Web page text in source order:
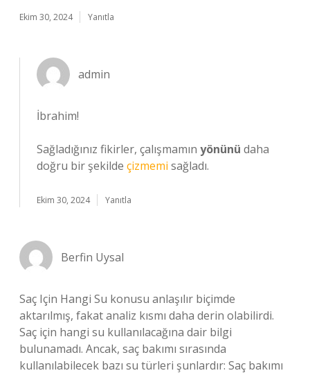
Ekim 30, 2024 Yanıtla
admin
İbrahim!
Sağladığınız fikirler, çalışmamın yönünü daha
doğru bir şekilde çizmemi sağladı.
Ekim 30, 2024 Yanıtla
Berfin Uysal
Saç Için Hangi Su konusu anlaşılır biçimde
aktarılmış, fakat analiz kısmı daha derin olabilirdi.
Saç için hangi su kullanılacağına dair bilgi
bulunamadı. Ancak, saç bakımı sırasında
kullanılabilecek bazı su türleri şunlardır: Saç bakımı